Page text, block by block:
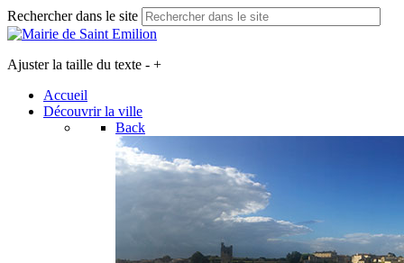
Rechercher dans le site
Ajuster la taille du texte - +
Accueil
Découvrir la ville
Back